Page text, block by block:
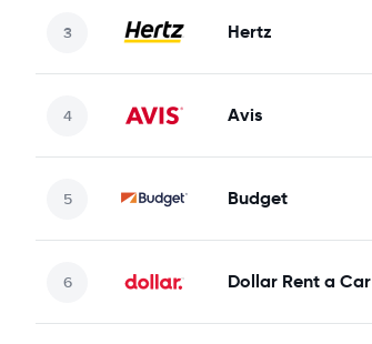
Hertz
Avis
Budget
Dollar Rent a Car